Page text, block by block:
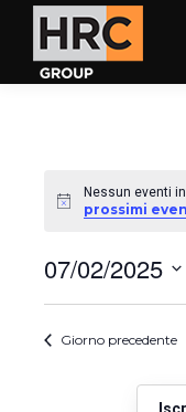
Nessun eventi
prossimi
07/02/2025
data.Giorno precedente